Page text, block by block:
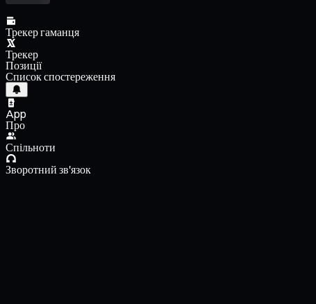
Трекер гаманця
Трекер
Позиції
Список спостереження
App
Про
Спільноти
Зворотний зв'язок